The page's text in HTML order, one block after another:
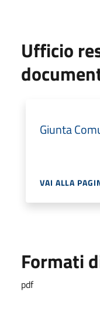
Ufficio
Giunta
VAI ALLA
Formati
pdf